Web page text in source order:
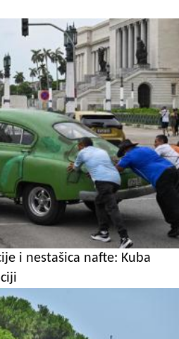
i nestašica nafte: Kuba